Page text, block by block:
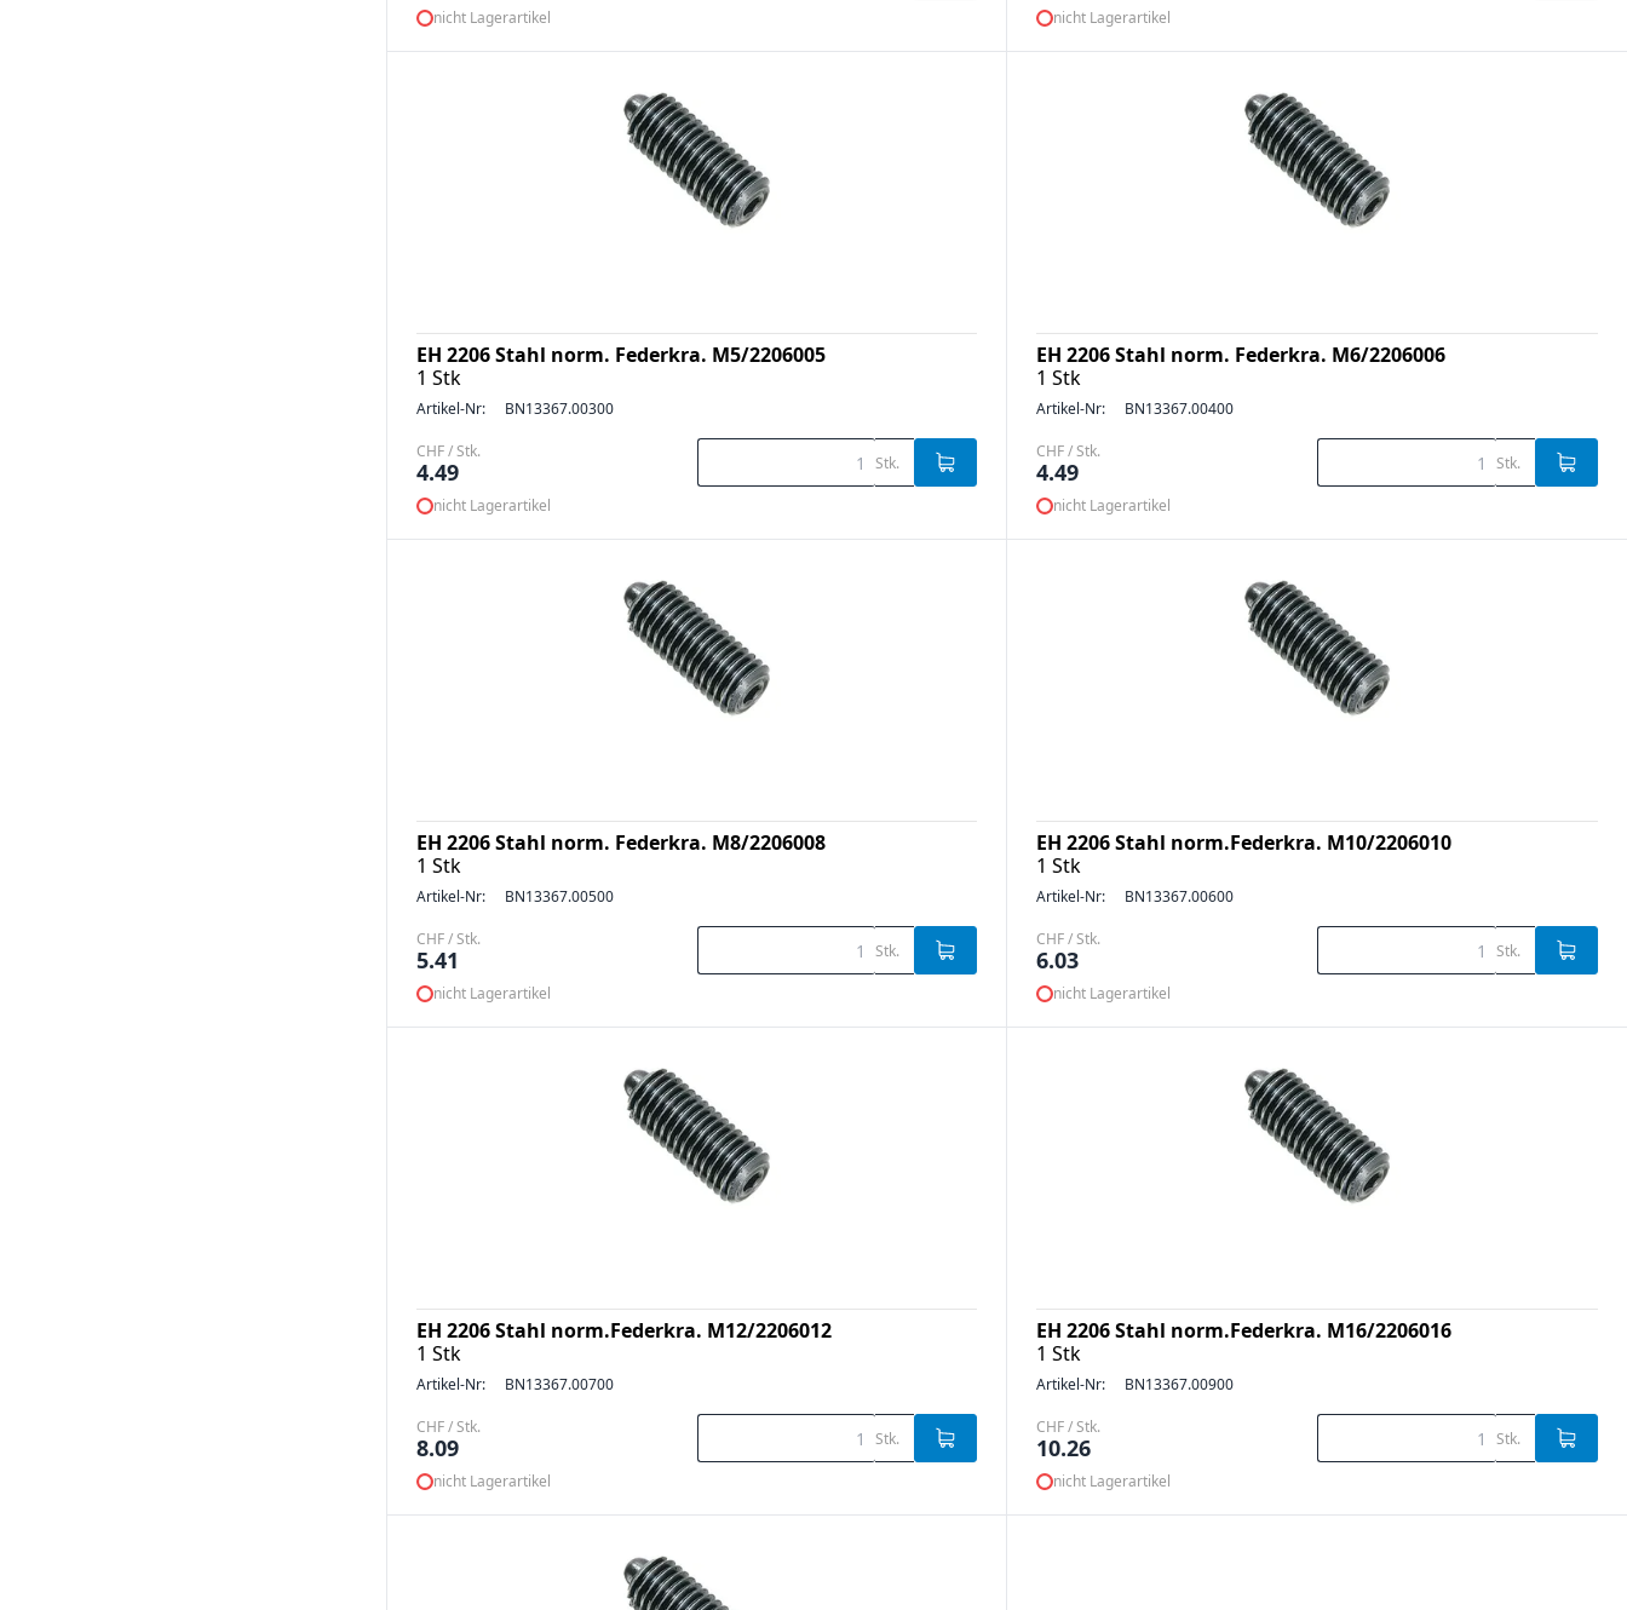
nicht Lagerartikel nicht Lagerartikel
EH 2206 Stahl norm. Federkra. M5/2206005
1 Stk
Artikel-Nr: BN13367.00300
CHF / Stk.
4.49 Stk.
nicht Lagerartikel
EH 2206 Stahl norm. Federkra. M6/2206006
1 Stk
Artikel-Nr: BN13367.00400
CHF / Stk.
4.49 Stk.
nicht Lagerartikel
EH 2206 Stahl norm. Federkra. M8/2206008
1 Stk
Artikel-Nr: BN13367.00500
CHF / Stk.
5.41 Stk.
nicht Lagerartikel
EH 2206 Stahl norm.Federkra. M10/2206010
1 Stk
Artikel-Nr: BN13367.00600
CHF / Stk.
6.03 Stk.
nicht Lagerartikel
EH 2206 Stahl norm.Federkra. M12/2206012
1 Stk
Artikel-Nr: BN13367.00700
CHF / Stk.
8.09 Stk.
nicht Lagerartikel
EH 2206 Stahl norm.Federkra. M16/2206016
1 Stk
Artikel-Nr: BN13367.00900
CHF / Stk.
10.26 Stk.
nicht Lagerartikel